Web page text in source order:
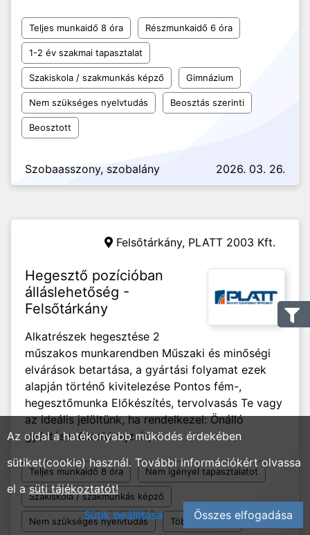
Teljes munkaidő 8 óra Részmunkaidő 6 óra
1-2 év szakmai tapasztalat
Szakiskola / szakmunkás képző Gimnázium
Nem szükséges nyelvtudás Beosztás szerinti
Beosztott
Szobaasszony, szobalány 2026. 03. 26.
Felsőtárkány, PLATT 2003 Kft.
Hegesztő pozícióban
álláslehetőség -
Felsőtárkány
Alkatrészek hegesztése 2
műszakos munkarendben Műszaki és minőségi
elvárások betartása, a gyártási folyamat ezek
alapján történő kivitelezése Pontos fém-,
hegesztőmunka Előkészítés, tervolvasás Te vagy
az ideális jelöltünk, ha rendelkezel: Önálló
gyártás műszaki rajzról,...
Teljes munkaidő 8 óra Nem igényel tapasztalatot
Szakiskola / szakmunkás képző
Nem szükséges nyelvtudás Többműszakos
Az oldal a hatékonyabb működés érdekében
sütiket(cookie) használ. További információkért olvassa
el asüti tájékoztatót!
Sütik beállítása
Összes elfogadása